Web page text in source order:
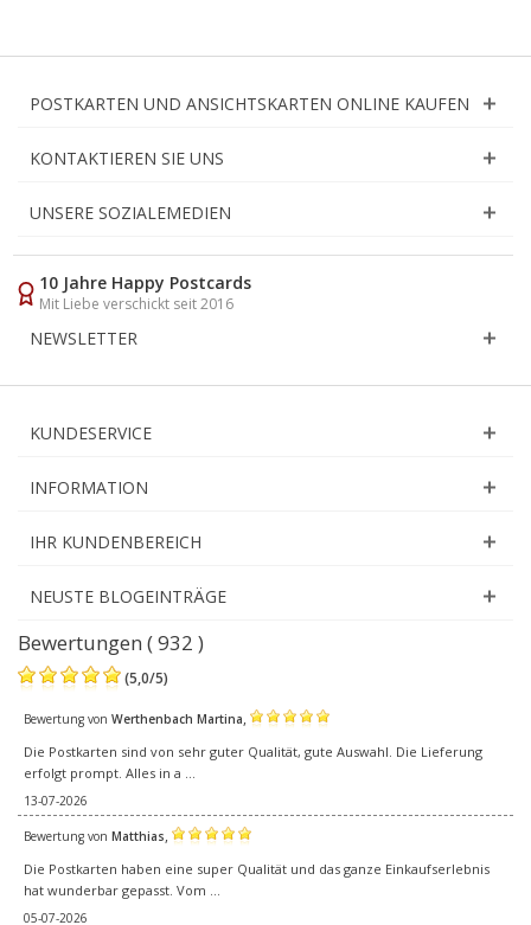
POSTKARTEN UND ANSICHTSKARTEN ONLINE KAUFEN
KONTAKTIEREN SIE UNS
UNSERE SOZIALEMEDIEN
10 Jahre Happy Postcards
Mit Liebe verschickt seit 2016
NEWSLETTER
KUNDESERVICE
INFORMATION
IHR KUNDENBEREICH
NEUSTE BLOGEINTRÄGE
Bewertungen ( 932 )
(5,0/5)
Bewertung von Werthenbach Martina,
Die Postkarten sind von sehr guter Qualität, gute Auswahl. Die Lieferung
erfolgt prompt. Alles in a ...
13-07-2026
Bewertung von Matthias,
Die Postkarten haben eine super Qualität und das ganze Einkaufserlebnis
hat wunderbar gepasst. Vom ...
05-07-2026